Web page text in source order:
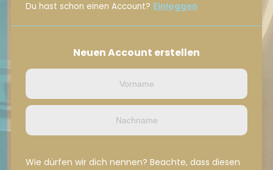
Du hast schon einen Account? Einloggen
Neuen Account erstellen
Wie dürfen wir dich nennen? Beachte, dass diesen